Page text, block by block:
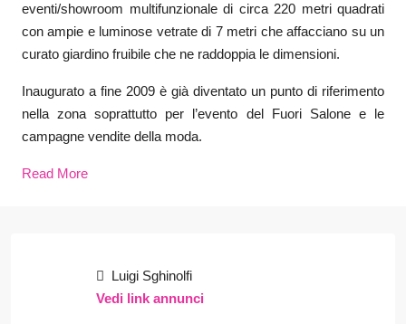
eventi/showroom multifunzionale di circa 220 metri quadrati
con ampie e luminose vetrate di 7 metri che affacciano su un
curato giardino fruibile che ne raddoppia le dimensioni.
Inaugurato a fine 2009 è già diventato un punto di riferimento
nella zona soprattutto per l’evento del Fuori Salone e le
campagne vendite della moda.
Read More
Luigi Sghinolfi
Vedi link annunci